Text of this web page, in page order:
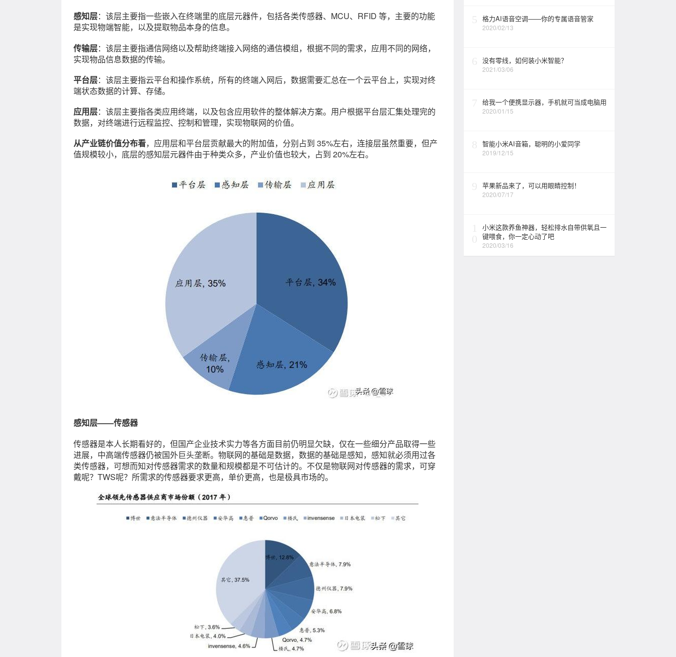
感知层：该层主要指一些嵌入在终端里的底层元器件，包括各类传感器、MCU、RFID 等，主要的功能
是实现物端智能，以及提取物品本身的信息。
传输层：该层主要指通信网络以及帮助终端接入网络的通信模组，根据不同的需求，应用不同的网络，
实现物品信息数据的传输。
平台层：该层主要指云平台和操作系统，所有的终端入网后，数据需要汇总在一个云平台上，实现对终
端状态数据的计算、存储。
应用层：该层主要指各类应用终端，以及包含应用软件的整体解决方案。用户根据平台层汇集处理完的
数据，对终端进行远程监控、控制和管理，实现物联网的价值。
从产业链价值分布看，应用层和平台层贡献最大的附加值，分别占到 35%左右，连接层虽然重要，但产
值规模较小，底层的感知层元器件由于种类众多，产业价值也较大，占到 20%左右。
感知层——传感器
传感器是本人长期看好的，但国产企业技术实力等各方面目前仍明显欠缺，仅在一些细分产品取得一些
进展，中高端传感器仍被国外巨头垄断。物联网的基础是数据，数据的基础是感知，感知就必须用过各
类传感器，可想而知对传感器需求的数量和规模都是不可估计的。不仅是物联网对传感器的需求，可穿
戴呢？TWS呢？所需求的传感器要求更高，单价更高，也是极具市场的。
格力AI语音空调——你的专属语音管家
2020/02/13
没有零线，如何装小米智能？
2021/03/06
给我一个便携显示器，手机就可当成电脑用
2020/01/15
智能小米AI音箱，聪明的小爱同学
2019/12/15
苹果新品来了，可以用眼睛控制！
2020/07/17
小米这款养鱼神器，轻松排水自带供氧且一
键喂食，你一定心动了吧
2020/03/16